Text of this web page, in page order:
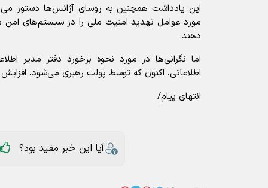
این یادداشت همچنین به روسای آژانس‌ها دستور
مورد عوامل تهدید امنیت ملی را در سیستم‌های امن
دهند.
اما نگرانی‌ها در مورد نحوه برخورد دفتر مدیر
اطلاعاتی، اکنون که توسط پولت رهبری می‌شود،
انتهای پیام/
آیا این خبر مفید بود؟